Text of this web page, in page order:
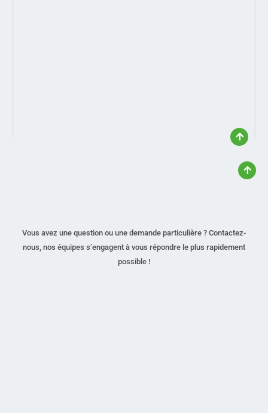
Vous avez une question ou une demande particulière ? Contactez-
nous, nos équipes s’engagent à vous répondre le plus rapidement
possible !